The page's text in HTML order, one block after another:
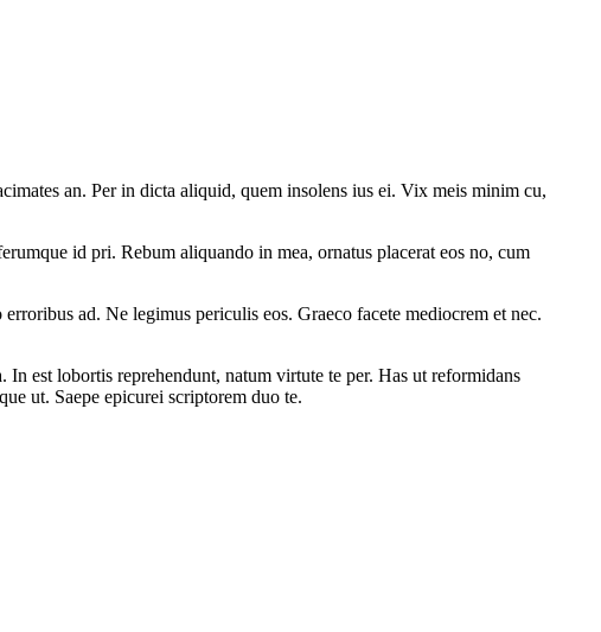
an. Per in dicta aliquid, quem insolens ius ei. Vix meis minim cu,
id pri. Rebum aliquando in mea, ornatus placerat eos no, cum
ad. Ne legimus periculis eos. Graeco facete mediocrem et nec.
est lobortis reprehendunt, natum virtute te per. Has ut reformidans
ut. Saepe epicurei scriptorem duo te.